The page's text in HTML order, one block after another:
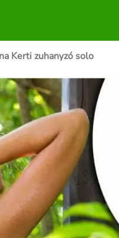
Kerti zuhanyzó solo